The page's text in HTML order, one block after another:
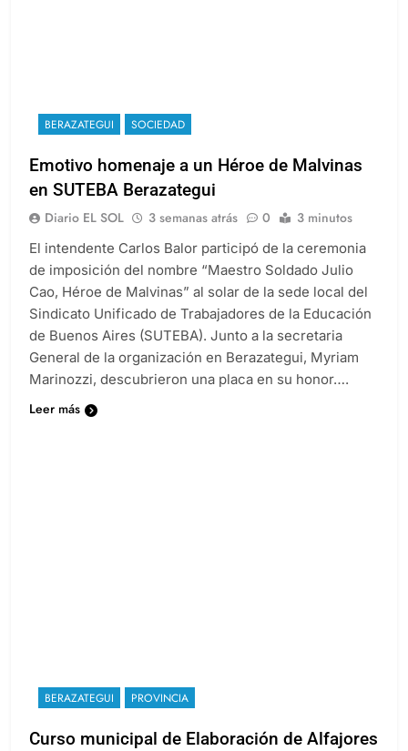
BERAZATEGUI SOCIEDAD
Emotivo homenaje a un Héroe de Malvinas
en SUTEBA Berazategui
Diario EL SOL 3 semanas atrás 0 3 minutos
El intendente Carlos Balor participó de la ceremonia
de imposición del nombre “Maestro Soldado Julio
Cao, Héroe de Malvinas” al solar de la sede local del
Sindicato Unificado de Trabajadores de la Educación
de Buenos Aires (SUTEBA). Junto a la secretaria
General de la organización en Berazategui, Myriam
Marinozzi, descubrieron una placa en su honor….
Leer más
BERAZATEGUI PROVINCIA
Curso municipal de Elaboración de Alfajores